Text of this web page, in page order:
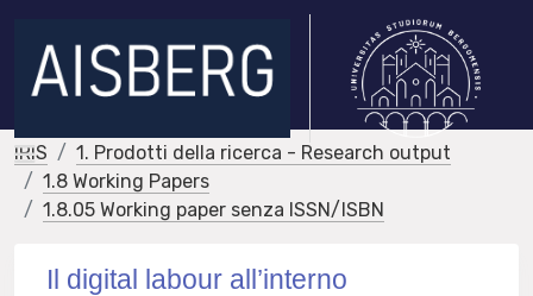
IRIS
1. Prodotti della ricerca - Research output
1.8 Working Papers
1.8.05 Working paper senza ISSN/ISBN
Il digital labour all’interno